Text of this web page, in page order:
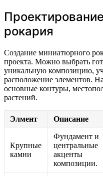
рокария
Создание миниатюрного
проекта. Можно выбрать
уникальную композицию,
расположение элементов.
основные контуры,
растений.
Элмент Описание
Крупные
камни
Фундамент и
центральные
акценты
композиции.